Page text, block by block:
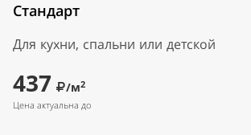
Стандарт
Для кухни, спальни или детской
437 /м2
Цена актуальна до